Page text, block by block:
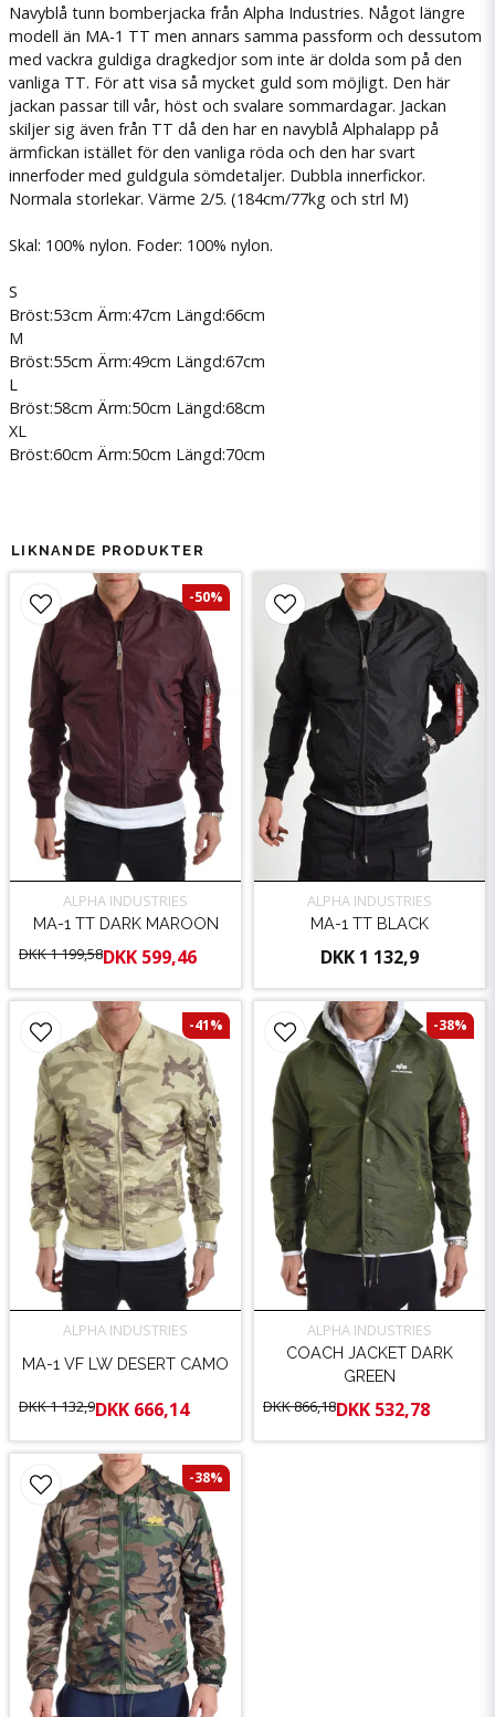
Navyblå tunn bomberjacka från Alpha Industries. Något längre
modell än MA-1 TT men annars samma passform och dessutom
med vackra guldiga dragkedjor som inte är dolda som på den
vanliga TT. För att visa så mycket guld som möjligt. Den här
jackan passar till vår, höst och svalare sommardagar. Jackan
skiljer sig även från TT då den har en navyblå Alphalapp på
ärmfickan istället för den vanliga röda och den har svart
innerfoder med guldgula sömdetaljer. Dubbla innerfickor.
Normala storlekar. Värme 2/5. (184cm/77kg och strl M)
Skal: 100% nylon. Foder: 100% nylon.
S
Bröst:53cm Ärm:47cm Längd:66cm
M
Bröst:55cm Ärm:49cm Längd:67cm
L
Bröst:58cm Ärm:50cm Längd:68cm
XL
Bröst:60cm Ärm:50cm Längd:70cm
LIKNANDE PRODUKTER
ALPHA INDUSTRIES
MA-1 TT DARK MAROON
DKK 1 199,58DKK 599,46
-50%
ALPHA INDUSTRIES
MA-1 TT BLACK
DKK 1 132,9
ALPHA INDUSTRIES
MA-1 VF LW DESERT CAMO
DKK 1 132,9DKK 666,14
-41%
ALPHA INDUSTRIES
COACH JACKET DARK
GREEN
DKK 866,18DKK 532,78
-38%
-38%